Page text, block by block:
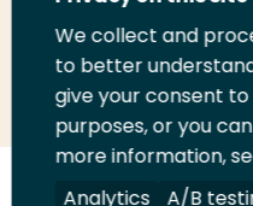
Deel
LinkedIn
Deel
op
Twitter
Deel
op
VolgVolgVolgVolg
We collect and
to better
give your consent
purposes, or you
more information,
Analytics
A/B